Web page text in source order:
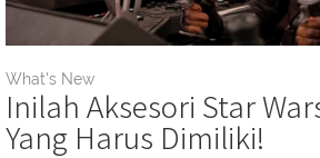
What's New
Inilah Aksesori Star
Yang Harus Dimiliki!